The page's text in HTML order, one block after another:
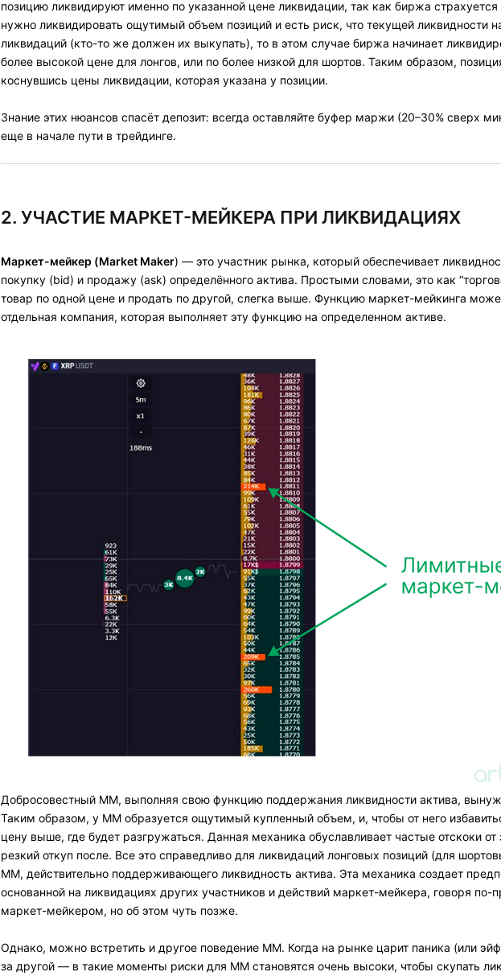
позицию ликвидируют именно по указанной цене ликвидации, так как биржа
нужно ликвидировать ощутимый объем позиций и есть риск, что текущей ликвидности
ликвидаций (кто-то же должен их выкупать), то в этом случае биржа начинает
более высокой цене для лонгов, или по более низкой для шортов. Таким образом,
коснувшись цены ликвидации, которая указана у позиции.
Знание этих нюансов спасёт депозит: всегда оставляйте буфер маржи (20–30% сверх
еще в начале пути в трейдинге.
2. УЧАСТИЕ МАРКЕТ-МЕЙКЕРА ПРИ ЛИКВИДАЦИЯХ
Маркет-мейкер (Market Maker) — это участник рынка, который обеспечивает
покупку (bid) и продажу (ask) определённого актива. Простыми словами, это как
товар по одной цене и продать по другой, слегка выше. Функцию маркет-мейкинга
отдельная компания, которая выполняет эту функцию на определенном активе.
Добросовестный ММ, выполняя свою функцию поддержания ликвидности актива,
Таким образом, у ММ образуется ощутимый купленный объем, и, чтобы от него
цену выше, где будет разгружаться. Данная механика обуславливает частые отскоки
резкий откуп после. Все это справедливо для ликвидаций лонговых позиций (для
ММ, действительно поддерживающего ликвидность актива. Эта механика создает
основанной на ликвидациях других участников и действий маркет-мейкера, говоря
маркет-мейкером, но об этом чуть позже.
Однако, можно встретить и другое поведение ММ. Когда на рынке царит паника (или
за другой — в такие моменты риски для ММ становятся очень высоки, чтобы скупать